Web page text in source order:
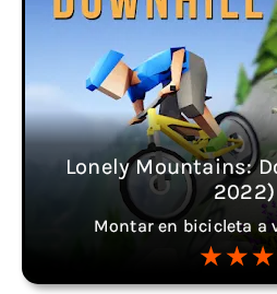
Lonely Mountains:
2022)
Montar en bicicleta a